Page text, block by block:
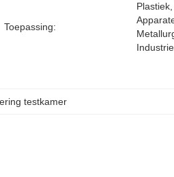
Toepassing:
Industrie
testkamer